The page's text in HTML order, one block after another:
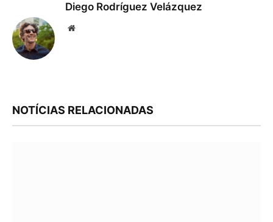
Diego Rodríguez Velázquez
Website
NOTÍCIAS RELACIONADAS